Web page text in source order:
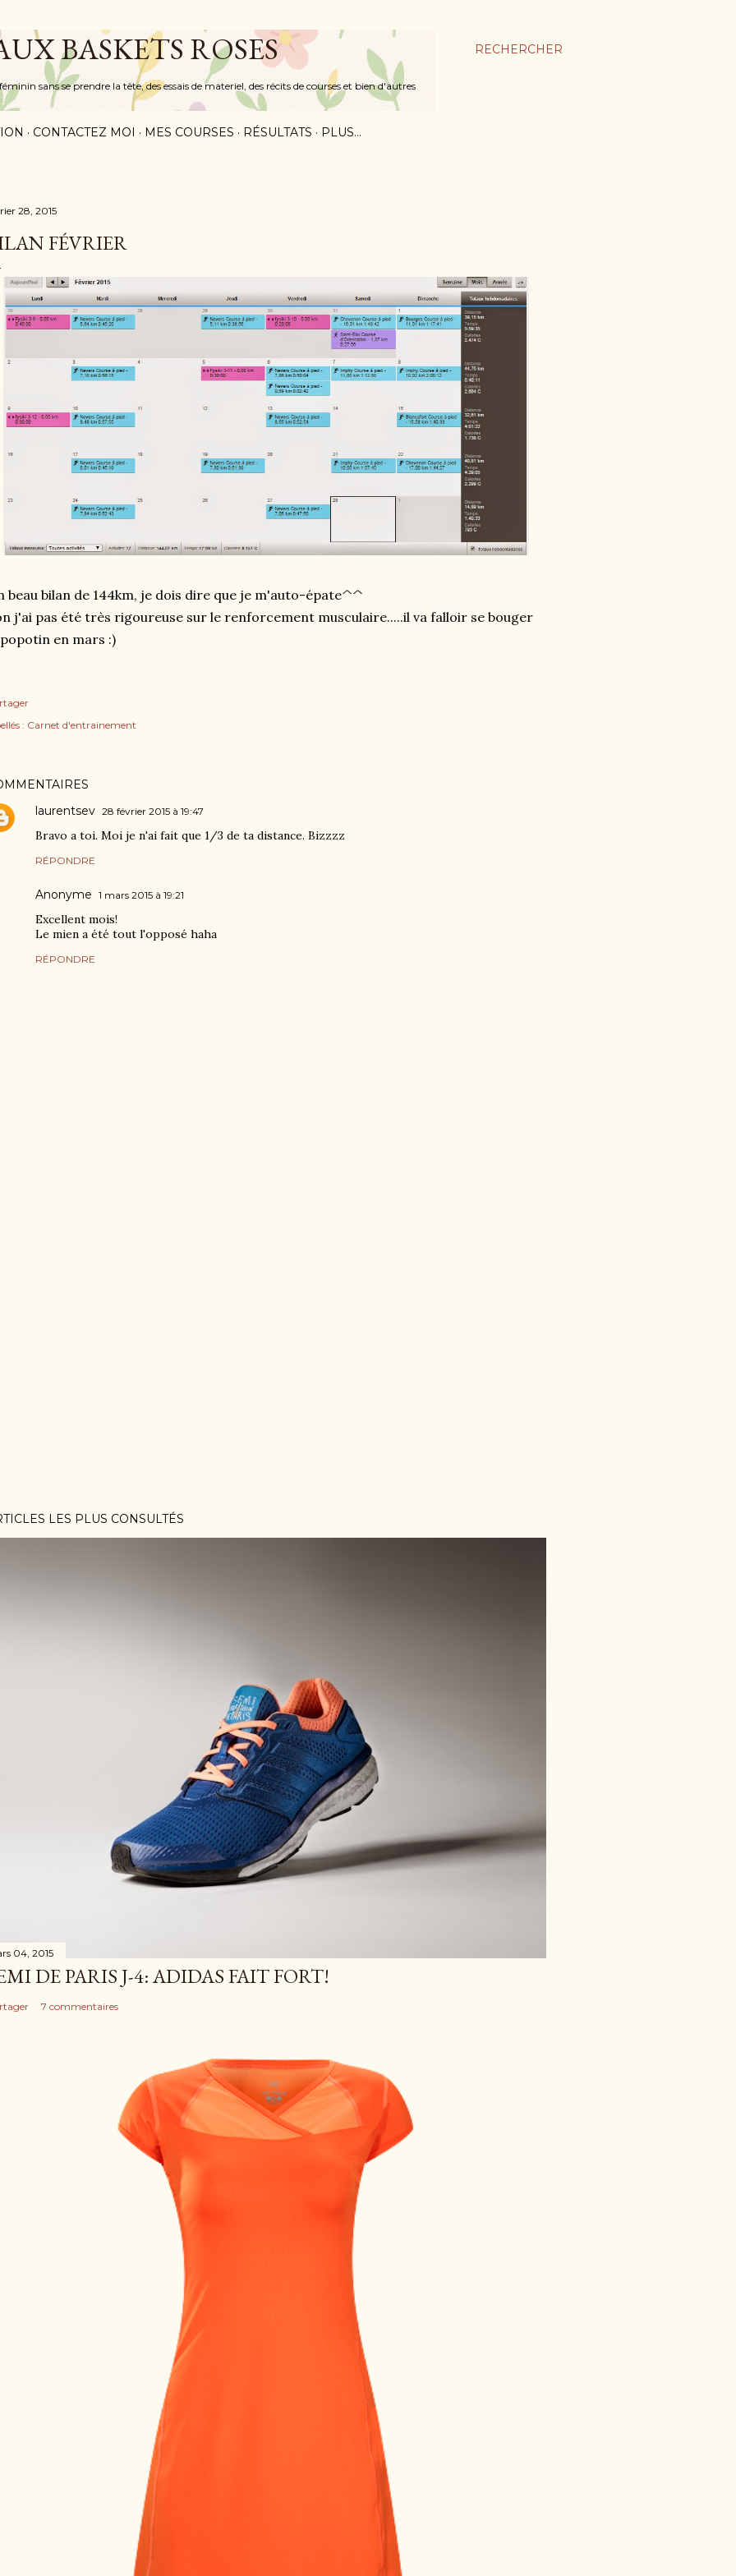
RECHERCHER
BASKETS ROSES
sans se prendre la tête, des essais de materiel, des récits de courses et bien d'autres
CONTACTEZ MOI MES COURSES RÉSULTATS PLUS…
28, 2015
FÉVRIER
beau bilan de 144km, je dois dire que je m'auto-épate^^
j'ai pas été très rigoureuse sur le renforcement musculaire.....il va falloir se bouger
en mars :)
: Carnet d'entrainement
laurentsev 28 février 2015 à 19:47
Bravo a toi. Moi je n'ai fait que 1/3 de ta distance. Bizzzz
RÉPONDRE
Anonyme 1 mars 2015 à 19:21
Excellent mois!
Le mien a été tout l'opposé haha
RÉPONDRE
LES PLUS CONSULTÉS
04, 2015
DE PARIS J-4: ADIDAS FAIT FORT!
7 commentaires